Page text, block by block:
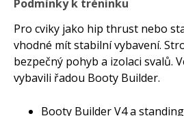
Podmínky k tréninku
Pro cviky jako hip thrust nebo
vhodné mít stabilní vybavení.
bezpečný pohyb a izolaci svalů.
vybavili řadou Booty Builder.
Booty Builder V4 a